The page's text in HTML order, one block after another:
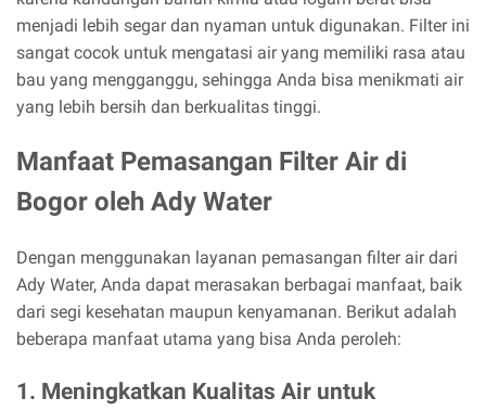
menjadi lebih segar dan nyaman untuk digunakan. Filter ini
sangat cocok untuk mengatasi air yang memiliki rasa atau
bau yang mengganggu, sehingga Anda bisa menikmati air
yang lebih bersih dan berkualitas tinggi.
Manfaat Pemasangan Filter Air di
Bogor oleh Ady Water
Dengan menggunakan layanan pemasangan filter air dari
Ady Water, Anda dapat merasakan berbagai manfaat, baik
dari segi kesehatan maupun kenyamanan. Berikut adalah
beberapa manfaat utama yang bisa Anda peroleh:
1. Meningkatkan Kualitas Air untuk